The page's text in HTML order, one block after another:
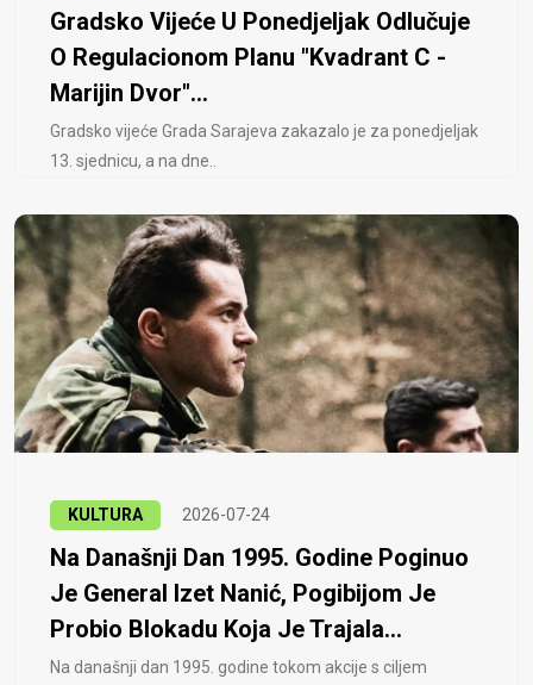
Gradsko Vijeće U Ponedjeljak Odlučuje
O Regulacionom Planu "Kvadrant C -
Marijin Dvor"...
Gradsko vijeće Grada Sarajeva zakazalo je za ponedjeljak
13. sjednicu, a na dne..
KULTURA 2026-07-24
Na Današnji Dan 1995. Godine Poginuo
Je General Izet Nanić, Pogibijom Je
Probio Blokadu Koja Je Trajala...
Na današnji dan 1995. godine tokom akcije s ciljem